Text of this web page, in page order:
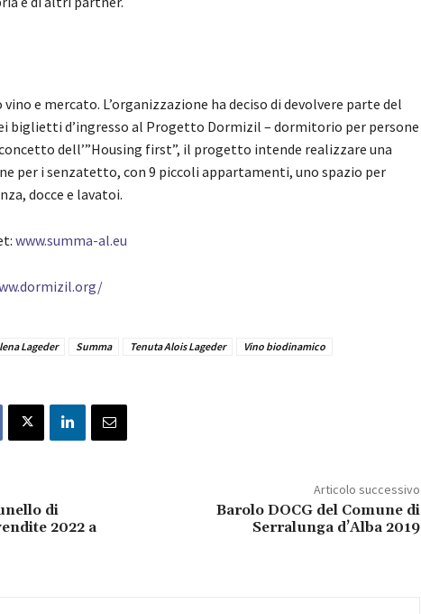
e mercato. L’organizzazione ha deciso di devolvere parte del
biglietti d’ingresso al Progetto Dormizil – dormitorio per persone
dell’”Housing first”, il progetto intende realizzare una
per i senzatetto, con 9 piccoli appartamenti, uno spazio per
docce e lavatoi.
www.summa-al.eu
Lageder Summa Tenuta Alois Lageder
Vino biodinamico
di
2022 a
Articolo successivo
Barolo DOCG del Comune di
Serralunga d’Alba 2019